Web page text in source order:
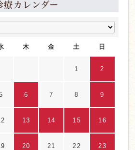
療カレンダー
木 金 土 日
1 2
6 7 8 9
13 14 15 16
20 21 22 23